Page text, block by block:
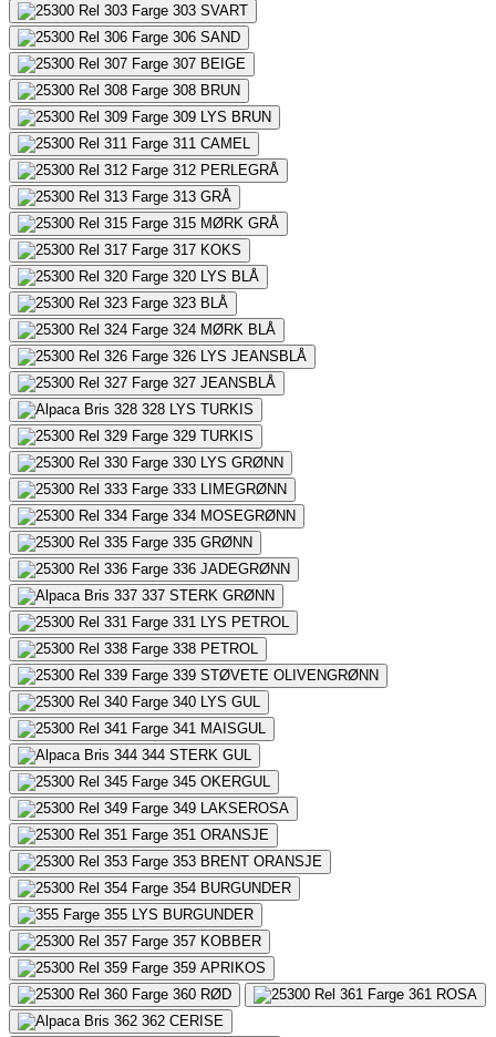
303 SVART
306 SAND
307 BEIGE
308 BRUN
309 LYS BRUN
311 CAMEL
312 PERLEGRÅ
313 GRÅ
315 MØRK GRÅ
317 KOKS
320 LYS BLÅ
323 BLÅ
324 MØRK BLÅ
326 LYS JEANSBLÅ
327 JEANSBLÅ
328 LYS TURKIS
329 TURKIS
330 LYS GRØNN
333 LIMEGRØNN
334 MOSEGRØNN
335 GRØNN
336 JADEGRØNN
337 STERK GRØNN
331 LYS PETROL
338 PETROL
339 STØVETE OLIVENGRØNN
340 LYS GUL
341 MAISGUL
344 STERK GUL
345 OKERGUL
349 LAKSEROSA
351 ORANSJE
353 BRENT ORANSJE
354 BURGUNDER
355 LYS BURGUNDER
357 KOBBER
359 APRIKOS
360 RØD 361 ROSA
362 CERISE